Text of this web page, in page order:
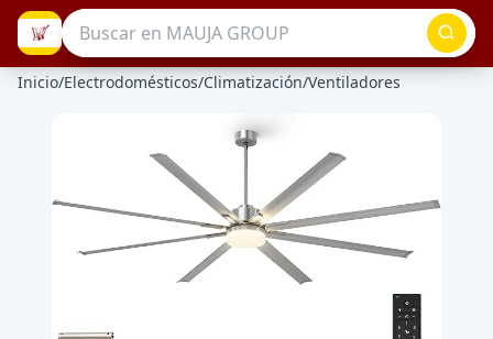
Inicio/Electrodomésticos/Climatización/Ventiladores